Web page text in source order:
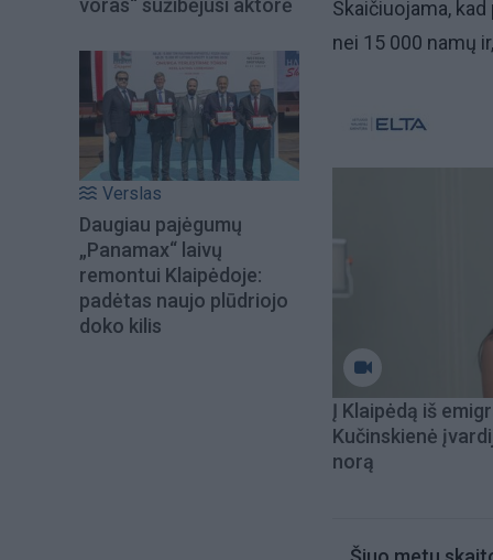
Verslas
Daugiau pajėgumų
„Panamax“ laivų
remontui Klaipėdoje:
padėtas naujo plūdriojo
doko kilis
Skaičiuojama,
nei 15 000 namų
Į Klaipėdą iš
Kučinskienė
norą